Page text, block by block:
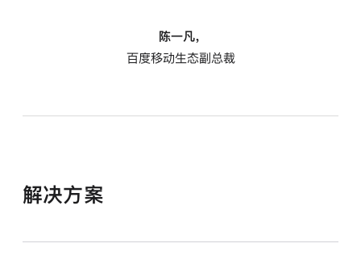
陈一凡，
百度移动生态副总裁
解决方案